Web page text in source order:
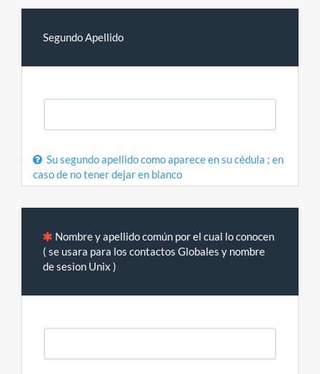
Segundo Apellido
Su segundo apellido como aparece en su cédula ; en
caso de no tener dejar en blanco
Nombre y apellido común por el cual lo conocen
( se usara para los contactos Globales y nombre
de sesion Unix )